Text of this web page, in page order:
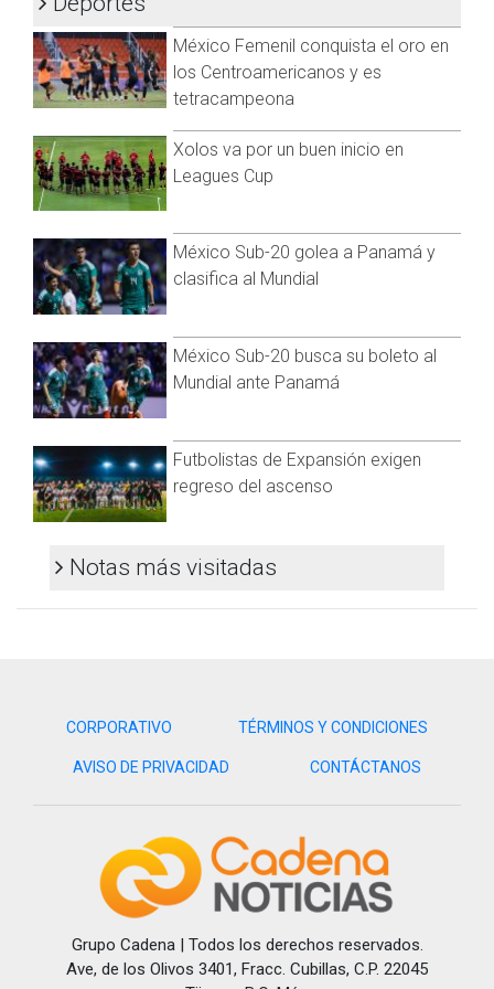
https://t.me/GrupoCadenaResumen
En el sexto juego de la serie, vuelven a Houston, al igual que
el séptimo y definitivo , si es que se llega a esa instancia; ahí
es donde buscarán su segundo título mundial.
Visita y accede a todo nuestro contenido |
www.cadenanoticias.com| Twitter:@cadena_noticias|
Facebook:@cadenanoticiasmx| Instagram:
@cadenanoticiasmx | TikTok:@CadenaNoticias
https://t.me/GrupoCadenaResumen
México Femenil conquista el oro en
los Centroamericanos y es
tetracampeona
Xolos va por un buen inicio en
Leagues Cup
México Sub-20 golea a Panamá y
clasifica al Mundial
México Sub-20 busca su boleto al
Mundial ante Panamá
Futbolistas de Expansión exigen
regreso del ascenso
Notas más visitadas
CORPORATIVO TÉRMINOS Y CONDICIONES
AVISO DE PRIVACIDAD CONTÁCTANOS
Grupo Cadena | Todos los derechos reservados.
Ave, de los Olivos 3401, Fracc. Cubillas, C.P. 22045